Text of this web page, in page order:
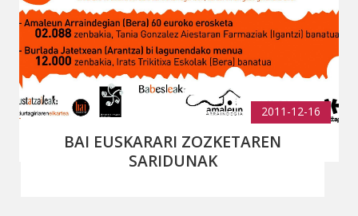
2011-12-16
BAI EUSKARARI ZOZKETAREN
SARIDUNAK